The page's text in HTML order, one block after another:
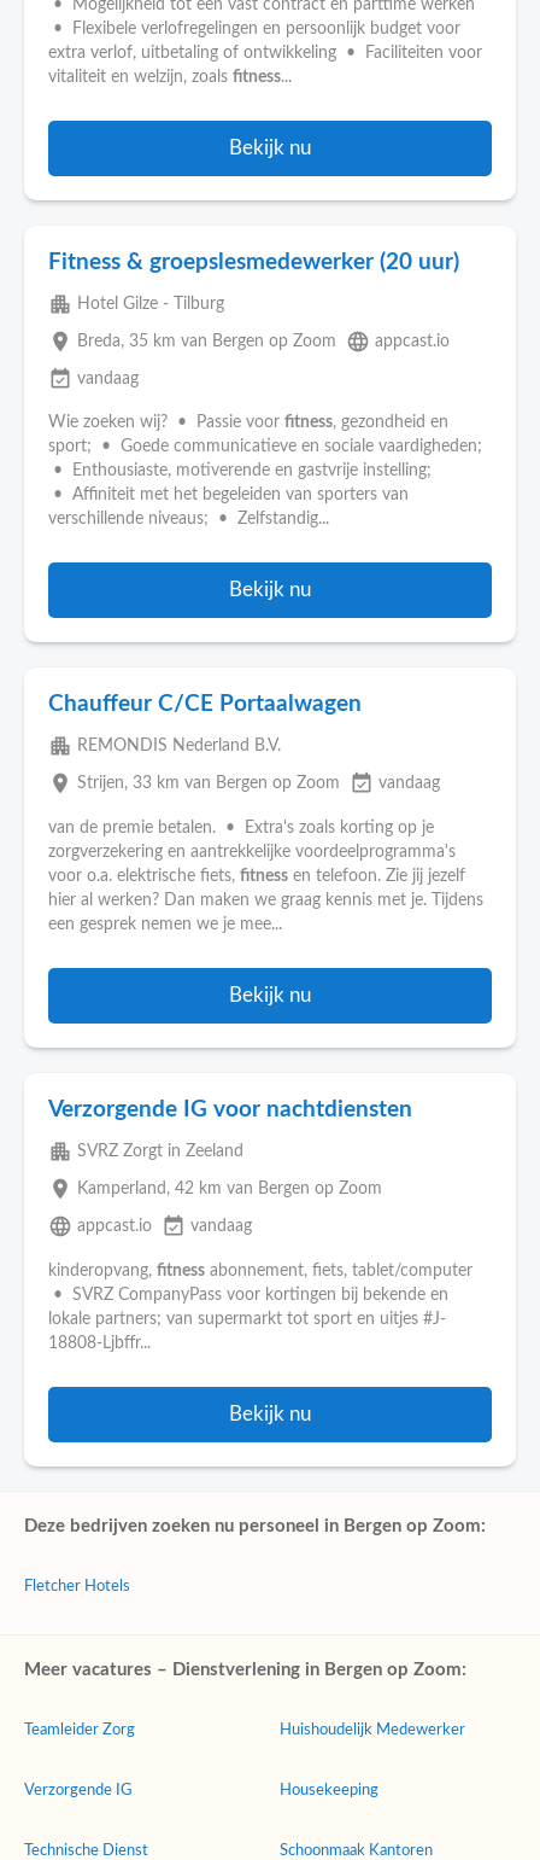
• Mogelijkheid tot een vast contract en parttime werken
• Flexibele verlofregelingen en persoonlijk budget voor
extra verlof, uitbetaling of ontwikkeling • Faciliteiten voor
vitaliteit en welzijn, zoals fitness...
Bekijk nu
Fitness & groepslesmedewerker (20 uur)
apartment Hotel Gilze - Tilburg
place Breda, 35 km van Bergen op Zoom language appcast.io
event_available vandaag
Wie zoeken wij? • Passie voor fitness, gezondheid en
sport; • Goede communicatieve en sociale vaardigheden;
• Enthousiaste, motiverende en gastvrije instelling;
• Affiniteit met het begeleiden van sporters van
verschillende niveaus; • Zelfstandig...
Bekijk nu
Chauffeur C/CE Portaalwagen
apartment REMONDIS Nederland B.V.
place Strijen, 33 km van Bergen op Zoom event_available vandaag
van de premie betalen. • Extra's zoals korting op je
zorgverzekering en aantrekkelijke voordeelprogramma's
voor o.a. elektrische fiets, fitness en telefoon. Zie jij jezelf
hier al werken? Dan maken we graag kennis met je. Tijdens
een gesprek nemen we je mee...
Bekijk nu
Verzorgende IG voor nachtdiensten
apartment SVRZ Zorgt in Zeeland
place Kamperland , 42 km van Bergen op Zoom
language appcast.io event_available vandaag
kinderopvang, fitness abonnement, fiets, tablet/computer
• SVRZ CompanyPass voor kortingen bij bekende en
lokale partners; van supermarkt tot sport en uitjes #J-
18808-Ljbffr...
Bekijk nu
Deze bedrijven zoeken nu personeel in Bergen op Zoom:
Fletcher Hotels
Meer vacatures – Dienstverlening in Bergen op Zoom:
Teamleider Zorg
Verzorgende IG
Technische Dienst
Huishoudelijk Medewerker
Housekeeping
Schoonmaak Kantoren